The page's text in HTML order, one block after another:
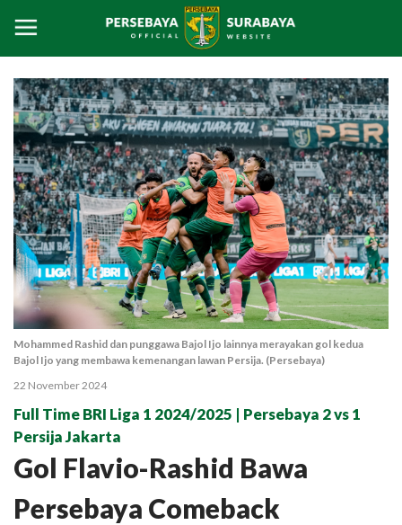
Mohammed Rashid dan punggawa Bajol Ijo lainnya merayakan gol kedua
Bajol Ijo yang membawa kemenangan lawan Persija. (Persebaya)
22 November 2024
Full Time BRI Liga 1 2024/2025 | Persebaya 2 vs 1
Persija Jakarta
Gol Flavio-Rashid Bawa
Persebaya Comeback